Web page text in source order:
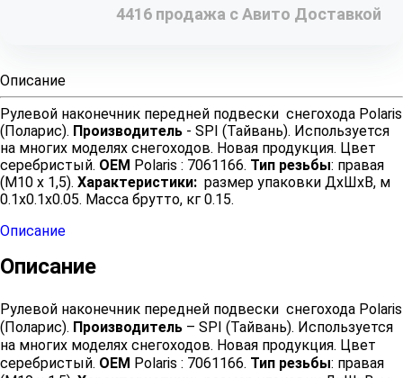
4416 продажа с Авито Доставкой
Описание
Рулевой наконечник передней подвески снегохода Polaris
(Поларис). Производитель - SPI (Тайвань). Используется
на многих моделях снегоходов. Новая продукция. Цвет
серебристый. OEM Polaris : 7061166. Тип резьбы: правая
(M10 x 1,5). Характеристики: размер упаковки ДхШхВ, м
0.1x0.1x0.05. Масса брутто, кг 0.15.
Описание
Описание
Рулевой наконечник передней подвески снегохода Polaris
(Поларис). Производитель – SPI (Тайвань). Используется
на многих моделях снегоходов. Новая продукция. Цвет
серебристый. OEM Polaris : 7061166. Тип резьбы: правая